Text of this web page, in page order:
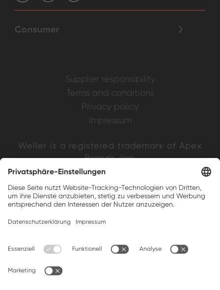
Consumer
Supplier responsibility
Terms and conditions
Privacy policy
Impressum
Weller is a registered trademark of Apex
Brands, Inc.